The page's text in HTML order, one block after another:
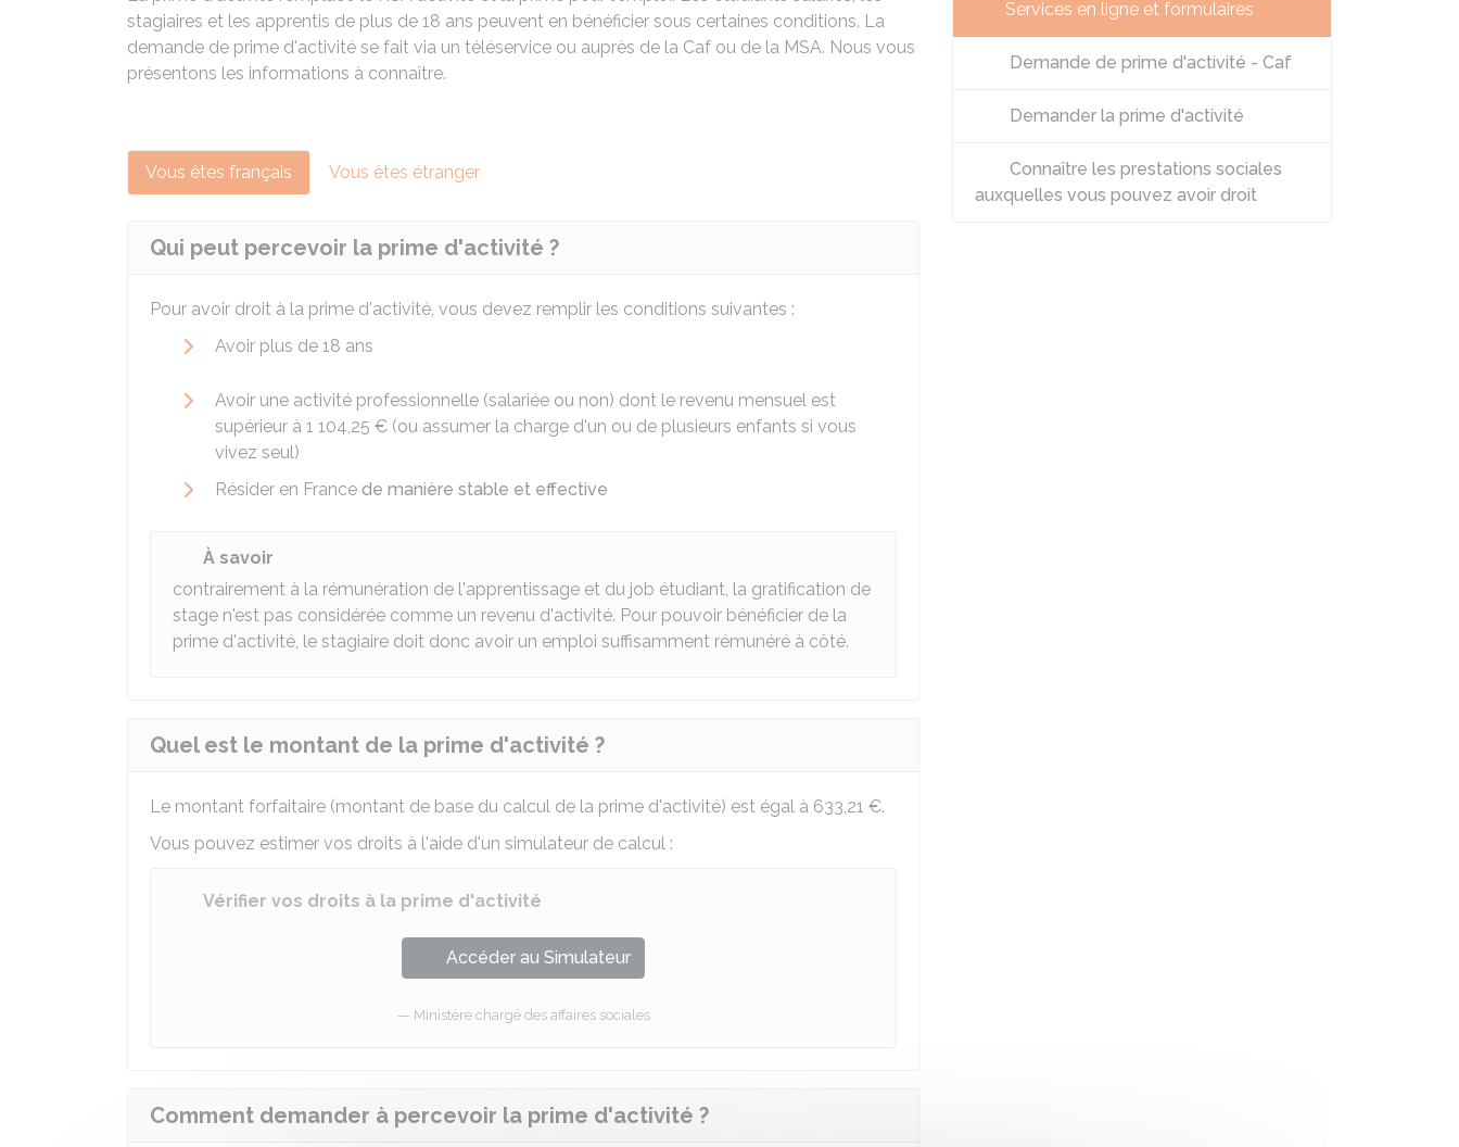
stagiaires et les apprentis de plus de 18 ans peuvent en bénéficier sous certaines conditions. La
demande de prime d'activité se fait via un téléservice ou auprès de la Caf ou de la MSA. Nous vous
présentons les informations à connaître.
Vous êtes français Vous êtes étranger
Qui peut percevoir la prime d'activité ?
Pour avoir droit à la prime d'activité, vous devez remplir les conditions suivantes :
Avoir plus de 18 ans
Avoir une activité professionnelle (salariée ou non) dont le revenu mensuel est
supérieur à 1 104,25 € (ou assumer la charge d'un ou de plusieurs enfants si vous
vivez seul)
Résider en France de manière stable et effective
À savoir
contrairement à la rémunération de l'apprentissage et du job étudiant, la gratification de
stage n'est pas considérée comme un revenu d'activité. Pour pouvoir bénéficier de la
prime d'activité, le stagiaire doit donc avoir un emploi suffisamment rémunéré à côté.
Quel est le montant de la prime d'activité ?
Le montant forfaitaire (montant de base du calcul de la prime d'activité) est égal à 633,21 €.
Vous pouvez estimer vos droits à l'aide d'un simulateur de calcul :
Vérifier vos droits à la prime d'activité
Accéder au Simulateur
Ministère chargé des affaires sociales
Comment demander à percevoir la prime d'activité ?
Services en ligne et formulaires
Demande de prime d'activité - Caf
Demander la prime d'activité
Connaître les prestations sociales
auxquelles vous pouvez avoir droit